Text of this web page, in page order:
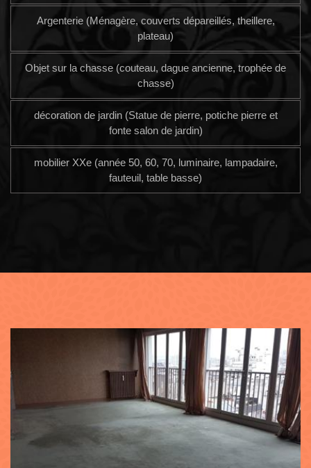
Argenterie (Ménagère, couverts dépareillés, theillere,
plateau)
Objet sur la chasse (couteau, dague ancienne, trophée de
chasse)
décoration de jardin (Statue de pierre, potiche pierre et
fonte salon de jardin)
mobilier XXe (année 50, 60, 70, luminaire, lampadaire,
fauteuil, table basse)